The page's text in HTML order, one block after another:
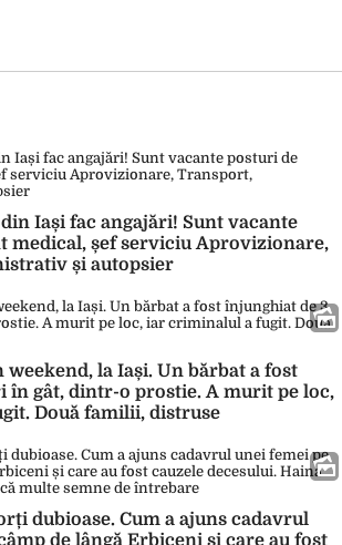
Iași fac angajări! Sunt vacante
medical, șef serviciu Aprovizionare,
și autopsier
la Iași. Un bărbat a fost
în gât, dintr-o prostie. A murit pe loc,
Două familii, distruse
dubioase. Cum a ajuns cadavrul
de lângă Erbiceni și care au fost